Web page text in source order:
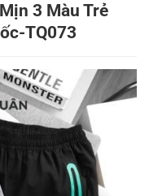
3 Màu Trẻ
TQ073